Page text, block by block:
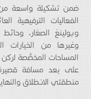
ضمن تشكيلة واسعة من
الفعاليات الترفيهية
وبولينغ الصغار، وحائط
وغيرها من الخيارات
المساحات المخصَّصة
على بعد مسافة
منطقتي الانطلاق